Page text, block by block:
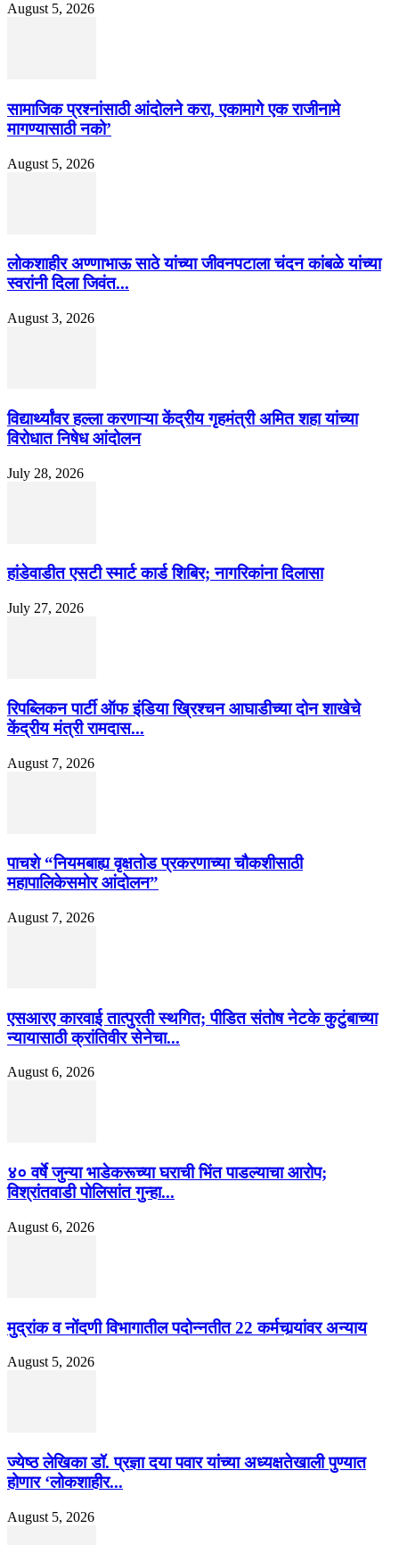
August 5, 2026
सामाजिक प्रश्नांसाठी आंदोलने करा, एकामागे एक राजीनामे
मागण्यासाठी नको’
August 5, 2026
लोकशाहीर अण्णाभाऊ साठे यांच्या जीवनपटाला चंदन कांबळे यांच्या
स्वरांनी दिला जिवंत...
August 3, 2026
विद्यार्थ्यांवर हल्ला करणाऱ्या केंद्रीय गृहमंत्री अमित शहा यांच्या
विरोधात निषेध आंदोलन
July 28, 2026
हांडेवाडीत एसटी स्मार्ट कार्ड शिबिर; नागरिकांना दिलासा
July 27, 2026
रिपब्लिकन पार्टी ऑफ इंडिया ख्रिश्चन आघाडीच्या दोन शाखेचे
केंद्रीय मंत्री रामदास...
August 7, 2026
पाचशे “नियमबाह्य वृक्षतोड प्रकरणाच्या चौकशीसाठी
महापालिकेसमोर आंदोलन”
August 7, 2026
एसआरए कारवाई तात्पुरती स्थगित; पीडित संतोष नेटके कुटुंबाच्या
न्यायासाठी क्रांतिवीर सेनेचा...
August 6, 2026
४० वर्षे जुन्या भाडेकरूच्या घराची भिंत पाडल्याचा आरोप;
विश्रांतवाडी पोलिसांत गुन्हा...
August 6, 2026
मुद्रांक व नोंदणी विभागातील पदोन्नतीत 22 कर्मचार्‍यांवर अन्याय
August 5, 2026
ज्येष्ठ लेखिका डॉ. प्रज्ञा दया पवार यांच्या अध्यक्षतेखाली पुण्यात
होणार ‘लोकशाहीर...
August 5, 2026